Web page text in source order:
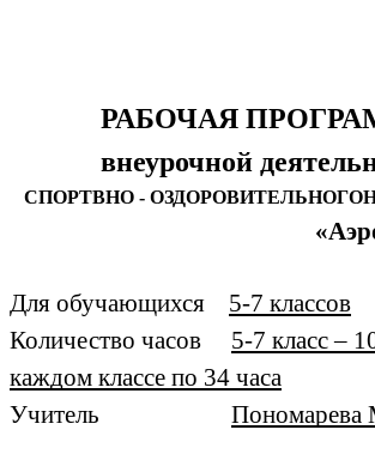
РАБОЧАЯ
внеурочной
СПОРТВНО -
Для обучающихся 5-7 классов
Количество часов 5-7 класс –
каждом классе по 34 часа
Учитель